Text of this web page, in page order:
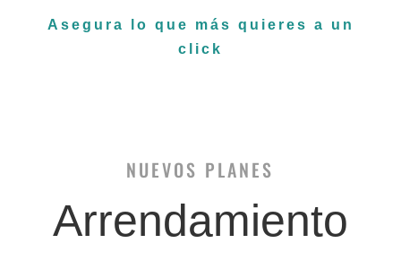
Asegura lo que más quieres a un
click
NUEVOS PLANES
Arrendamiento